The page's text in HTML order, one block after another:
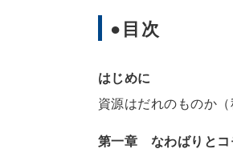
●目次
はじめに
資源はだれのものか（
第一章 なわばりとコ